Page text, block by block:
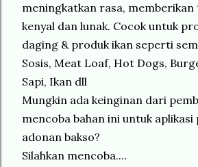
meningkatkan rasa,
kenyal dan lunak. Cocok untuk
daging & produk ikan seperti
Sosis, Meat Loaf, Hot Dogs,
Sapi, Ikan dll
Mungkin ada keinginan dari
mencoba bahan ini untuk aplikasi
adonan bakso?
Silahkan mencoba....